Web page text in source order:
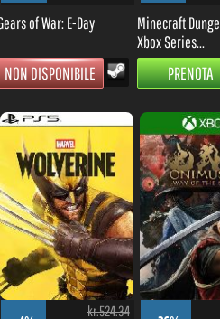
NON DISPONIBILE PRENOTA
-4%
kr.524.34
kr.437.97
Marvel’s Wolverine - PS5
-26%